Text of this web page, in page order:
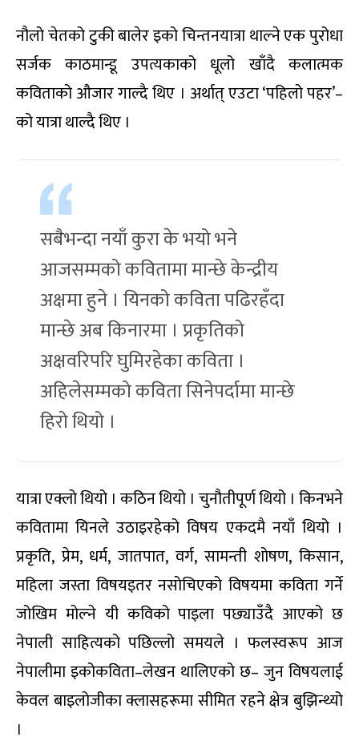
नौलो चेतको टुकी बालेर इको चिन्तनयात्रा थाल्ने एक पुरोधा
सर्जक काठमान्डू उपत्यकाको धूलो खाँदै कलात्मक
कविताको औजार गाल्दै थिए । अर्थात् एउटा ‘पहिलो पहर’–
को यात्रा थाल्दै थिए ।
सबैभन्दा नयाँ कुरा के भयो भने
आजसम्मको कवितामा मान्छे केन्द्रीय
अक्षमा हुने । यिनको कविता पढिरहँदा
मान्छे अब किनारमा । प्रकृतिको
अक्षवरिपरि घुमिरहेका कविता ।
अहिलेसम्मको कविता सिनेपर्दामा मान्छे
हिरो थियो ।
यात्रा एक्लो थियो । कठिन थियो । चुनौतीपूर्ण थियो । किनभने
कवितामा यिनले उठाइरहेको विषय एकदमै नयाँ थियो ।
प्रकृति, प्रेम, धर्म, जातपात, वर्ग, सामन्ती शोषण, किसान,
महिला जस्ता विषयइतर नसोचिएको विषयमा कविता गर्ने
जोखिम मोल्ने यी कविको पाइला पछ्याउँदै आएको छ
नेपाली साहित्यको पछिल्लो समयले । फलस्वरूप आज
नेपालीमा इकोकविता–लेखन थालिएको छ– जुन विषयलाई
केवल बाइलोजीका क्लासहरूमा सीमित रहने क्षेत्र बुझिन्थ्यो
।